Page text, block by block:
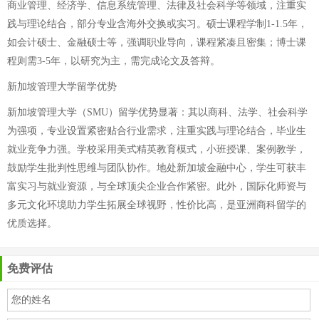
商业管理、经济学、信息系统管理、法律及社会科学等领域，注重实
践与理论结合，部分专业含海外交换或实习。硕士课程学制1-1.5年，
如会计硕士、金融硕士等，强调职业导向，课程紧凑且密集；博士课
程则需3-5年，以研究为主，需完成论文及答辩。
新加坡管理大学留学优势
新加坡管理大学（SMU）留学优势显著：其以商科、法学、社会科学
为强项，专业设置紧密贴合行业需求，注重实践与理论结合，毕业生
就业竞争力强。学校采用美式精英教育模式，小班授课、案例教学，
鼓励学生批判性思维与团队协作。地处新加坡金融中心，学生可获丰
富实习与就业资源，与全球顶尖企业合作紧密。此外，国际化师资与
多元文化环境助力学生拓展全球视野，性价比高，是亚洲商科留学的
优质选择。
免费评估